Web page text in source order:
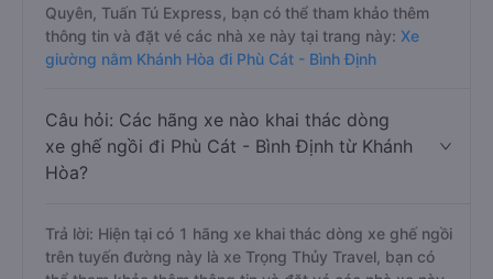
Quyên, Tuấn Tú Express, bạn có thể tham khảo thêm
thông tin và đặt vé các nhà xe này tại trang này: Xe
giường nằm Khánh Hòa đi Phù Cát - Bình Định
Câu hỏi: Các hãng xe nào khai thác dòng
xe ghế ngồi đi Phù Cát - Bình Định từ Khánh
Hòa?
Trả lời: Hiện tại có 1 hãng xe khai thác dòng xe ghế ngồi
trên tuyến đường này là xe Trọng Thủy Travel, bạn có